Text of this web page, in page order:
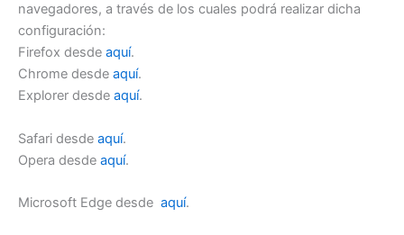
navegadores, a través de los cuales podrá realizar dicha
configuración:
Firefox desde aquí.
Chrome desde aquí.
Explorer desde aquí.
Safari desde aquí.
Opera desde aquí.
Microsoft Edge desde aquí.